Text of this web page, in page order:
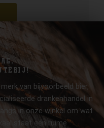
van bijvoorbeeld bier,
drankenhandel in
in onze winkel om wat
staat een ruime